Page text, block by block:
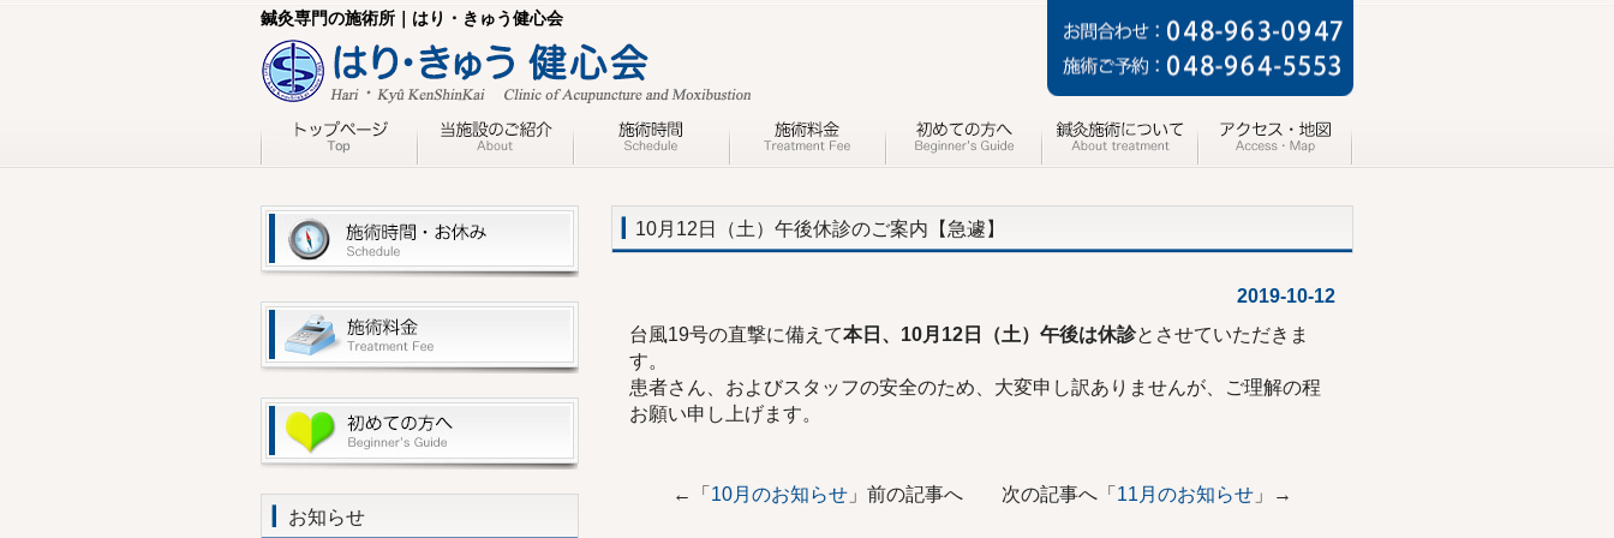
鍼灸専門の施術所｜はり・きゅう健心会
10月12日（土）午後休診のご案内【急遽】
2019-10-12
台風19号の直撃に備えて本日、10月12日（土）午後は休診とさせていただきま
す。
患者さん、およびスタッフの安全のため、大変申し訳ありませんが、ご理解の程
お願い申し上げます。
←「 10月のお知らせ 」前の記事へ 次の記事へ「 11月のお知らせ 」→
お知らせ